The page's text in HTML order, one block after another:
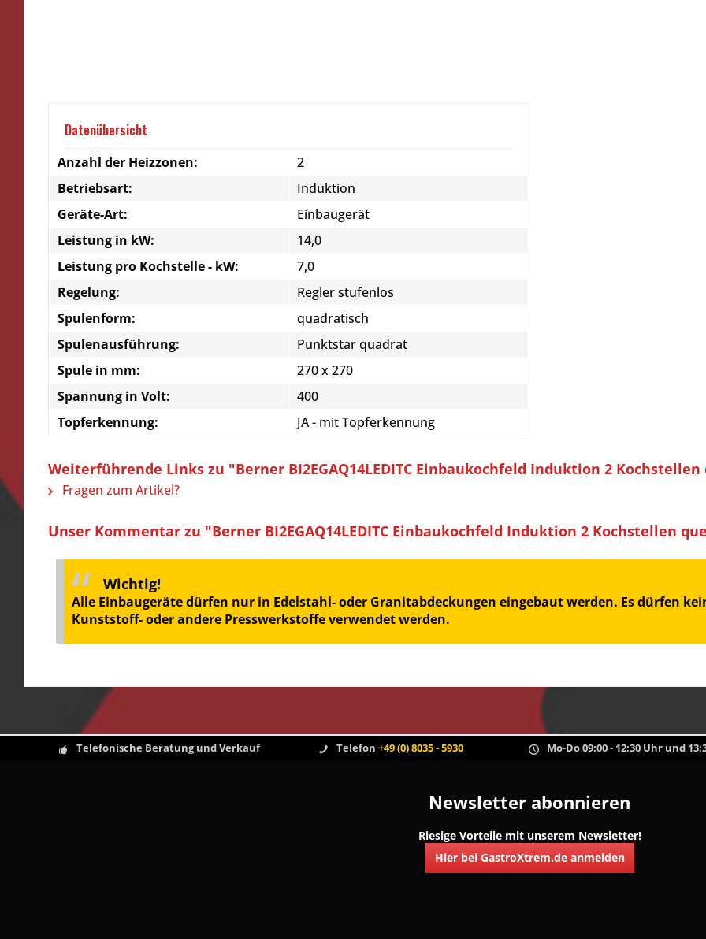
Datenübersicht
Anzahl der Heizzonen:
2
Betriebsart:
Induktion
Geräte-Art:
Einbaugerät
Leistung in kW:
14,0
Leistung pro Kochstelle - kW:
7,0
Regelung:
Regler stufenlos
Spulenform:
quadratisch
Spulenausführung:
Punktstar quadrat
Spule in mm:
270 x 270
Spannung in Volt:
400
Topferkennung:
JA - mit Topferkennung
Weiterführende Links zu "Berner BI2EGAQ14LEDITC Einbaukochfeld Induktion 2
Fragen zum Artikel?
Unser Kommentar zu "Berner BI2EGAQ14LEDITC Einbaukochfeld Induktion 2 Kochstellen
Wichtig!
Alle Einbaugeräte dürfen nur in Edelstahl- oder Granitabdeckungen eingebaut werden. Es dürfen
Kunststoff- oder andere Presswerkstoffe verwendet werden.
Telefonische Beratung und Verkauf Telefon +49 (0) 8035 - 5930 Mo-Do 09:00 - 12:30 Uhr und
Newsletter abonnieren
Riesige Vorteile mit unserem Newsletter!
Hier bei GastroXtrem.de anmelden